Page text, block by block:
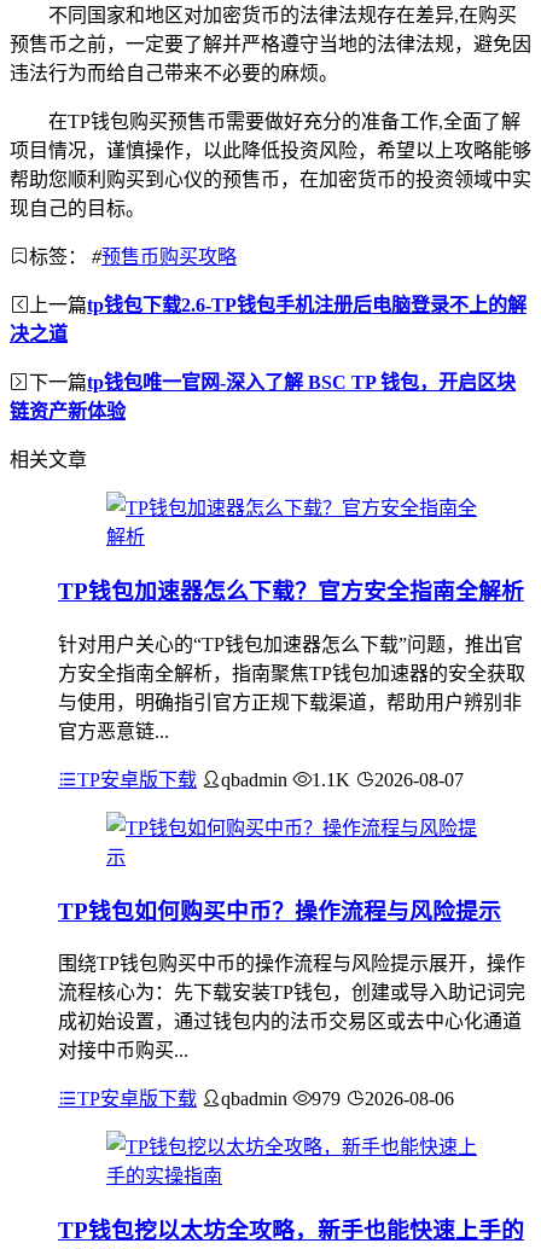
不同国家和地区对加密货币的法律法规存在差异,在购买
预售币之前，一定要了解并严格遵守当地的法律法规，避免因
违法行为而给自己带来不必要的麻烦。
在TP钱包购买预售币需要做好充分的准备工作,全面了解
项目情况，谨慎操作，以此降低投资风险，希望以上攻略能够
帮助您顺利购买到心仪的预售币，在加密货币的投资领域中实
现自己的目标。
标签： #预售币购买攻略
上一篇tp钱包下载2.6-TP钱包手机注册后电脑登录不上的解
决之道
下一篇tp钱包唯一官网-深入了解 BSC TP 钱包，开启区块
链资产新体验
相关文章
TP钱包加速器怎么下载？官方安全指南全解析
针对用户关心的“TP钱包加速器怎么下载”问题，推出官
方安全指南全解析，指南聚焦TP钱包加速器的安全获取
与使用，明确指引官方正规下载渠道，帮助用户辨别非
官方恶意链...
TP安卓版下载 qbadmin 1.1K 2026-08-07
TP钱包如何购买中币？操作流程与风险提示
围绕TP钱包购买中币的操作流程与风险提示展开，操作
流程核心为：先下载安装TP钱包，创建或导入助记词完
成初始设置，通过钱包内的法币交易区或去中心化通道
对接中币购买...
TP安卓版下载 qbadmin 979 2026-08-06
TP钱包挖以太坊全攻略，新手也能快速上手的